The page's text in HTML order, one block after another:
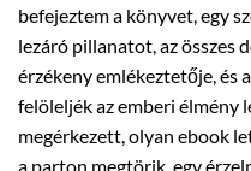
befejeztem a könyvet, egy
lezáró pillanatot, az összes
érzékeny emlékeztetője, és
felöleljék az emberi élmény
megérkezett, olyan ebook
a parton megtörik, egy